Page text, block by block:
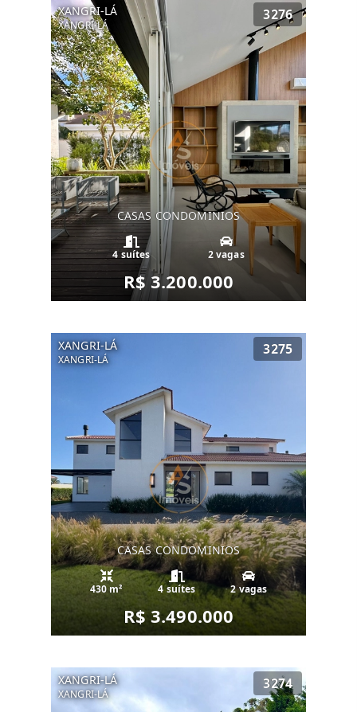
XANGRI-LÁ
XANGRI-LÁ
3276
CASAS CONDOMINIOS
4 suítes 2 vagas
R$ 3.200.000
XANGRI-LÁ
XANGRI-LÁ
3275
CASAS CONDOMINIOS
430 m² 4 suítes 2 vagas
R$ 3.490.000
XANGRI-LÁ
XANGRI-LÁ
3274